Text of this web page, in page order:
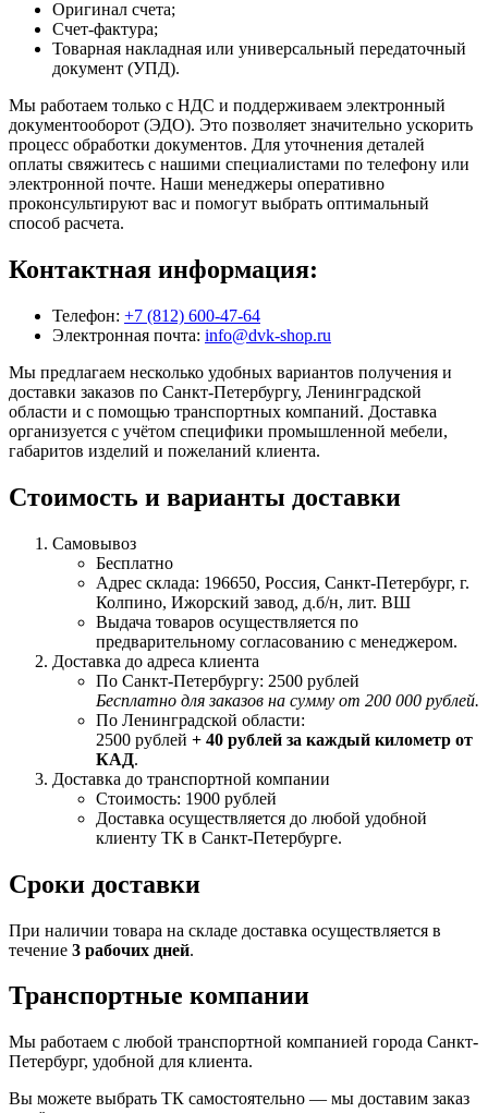
Оригинал счета;
Счет-фактура;
Товарная накладная или универсальный передаточный
документ (УПД).
Мы работаем только с НДС и поддерживаем электронный
документооборот (ЭДО). Это позволяет значительно ускорить
процесс обработки документов. Для уточнения деталей
оплаты свяжитесь с нашими специалистами по телефону или
электронной почте. Наши менеджеры оперативно
проконсультируют вас и помогут выбрать оптимальный
способ расчета.
Контактная информация:
Телефон: +7 (812) 600-47-64
Электронная почта: info@dvk-shop.ru
Мы предлагаем несколько удобных вариантов получения и
доставки заказов по Санкт-Петербургу, Ленинградской
области и с помощью транспортных компаний. Доставка
организуется с учётом специфики промышленной мебели,
габаритов изделий и пожеланий клиента.
Стоимость и варианты доставки
Самовывоз
Бесплатно
Адрес склада: 196650, Россия, Санкт-Петербург, г.
Колпино, Ижорский завод, д.б/н, лит. ВШ
Выдача товаров осуществляется по
предварительному согласованию с менеджером.
Доставка до адреса клиента
По Санкт-Петербургу: 2500 рублей
Бесплатно для заказов на сумму от 200 000 рублей.
По Ленинградской области:
2500 рублей + 40 рублей за каждый километр от
КАД.
Доставка до транспортной компании
Стоимость: 1900 рублей
Доставка осуществляется до любой удобной
клиенту ТК в Санкт-Петербурге.
Сроки доставки
При наличии товара на складе доставка осуществляется в
течение 3 рабочих дней.
Транспортные компании
Мы работаем с любой транспортной компанией города Санкт-
Петербург, удобной для клиента.
Вы можете выбрать ТК самостоятельно — мы доставим заказ